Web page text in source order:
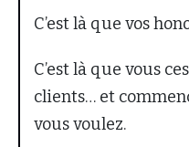
C’est là que vos
C’est là que vous
clients… et
vous voulez.